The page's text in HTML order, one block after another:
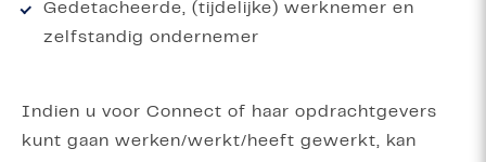
Gedetacheerde, (tijdelijke) werknemer en
zelfstandig ondernemer
Indien u voor Connect of haar opdrachtgevers
kunt gaan werken/werkt/heeft gewerkt, kan